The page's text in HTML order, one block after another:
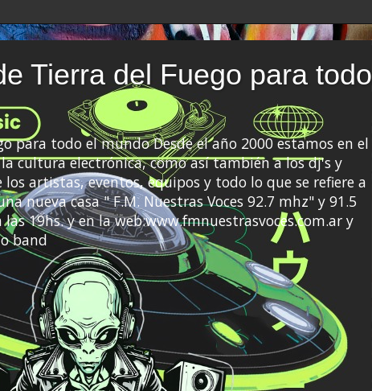
Tierra del Fuego para todo
para todo el mundo Desde el año 2000 estamos en el
cultura electrónica, como así también a los dj's y
artistas, eventos, equipos y todo lo que se refiere a
nueva casa " F.M. Nuestras Voces 92.7 mhz" y 91.5
19hs. y en la web:www.fmnuestrasvoces.com.ar y
band